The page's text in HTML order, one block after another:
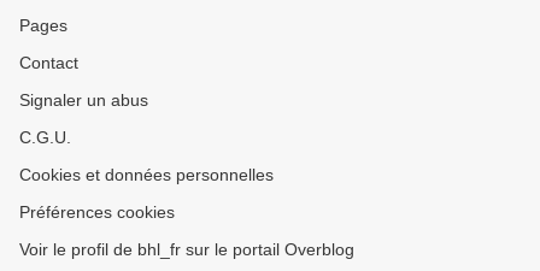
Pages
Contact
Signaler un abus
C.G.U.
Cookies et données personnelles
Préférences cookies
Voir le profil de bhl_fr sur le portail Overblog